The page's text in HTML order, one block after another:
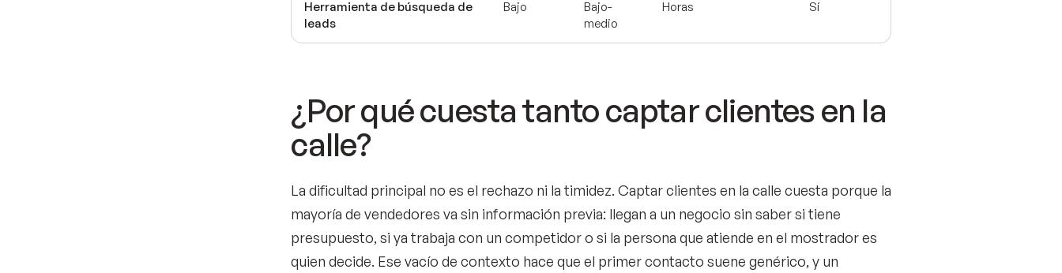
Herramienta de búsqueda de
leads
Bajo
Bajo-
medio
Horas Sí
¿Por qué cuesta tanto captar clientes en la
calle?
La dificultad principal no es el rechazo ni la timidez. Captar clientes en la calle cuesta porque la
mayoría de vendedores va sin información previa: llegan a un negocio sin saber si tiene
presupuesto, si ya trabaja con un competidor o si la persona que atiende en el mostrador es
quien decide. Ese vacío de contexto hace que el primer contacto suene genérico, y un